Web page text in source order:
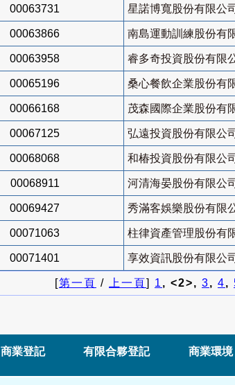
00063731 星諾博寬股份有限公司
00063866 南島運動訓練股份有
00063958 睿多奇投資股份有限
00065196 桑心餐飲企業股份有
00066168 茂森國際企業股份有
00067125 弘遠投資股份有限公司
00068068 和椿投資股份有限公司
00068911 河清海晏股份有限公司
00069427 秀滿客娛樂股份有限
00071063 柱律資產管理股份有
00071401 享效資訊股份有限公司
[第一頁 / 上一頁] 1, <2>, 3, 4,
商業登記 有限合夥登記 商業環境